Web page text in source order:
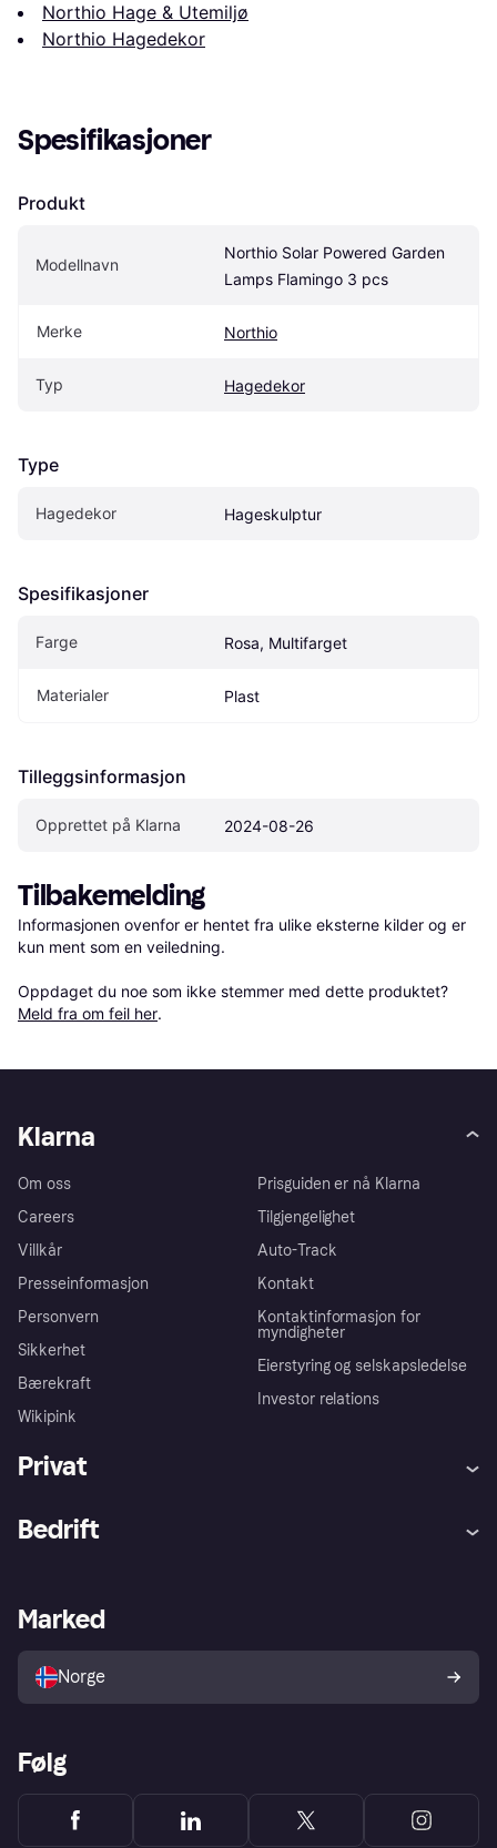
Northio Hage & Utemiljø
Northio Hagedekor
Spesifikasjoner
Produkt
Modellnavn
Northio Solar Powered Garden
Lamps Flamingo 3 pcs
Merke Northio
Typ Hagedekor
Type
Hagedekor Hageskulptur
Spesifikasjoner
Farge Rosa, Multifarget
Materialer Plast
Tilleggsinformasjon
Opprettet på Klarna 2024-08-26
Tilbakemelding
Informasjonen ovenfor er hentet fra ulike eksterne kilder og er
kun ment som en veiledning.
Oppdaget du noe som ikke stemmer med dette produktet?
Meld fra om feil her.
Klarna
Om oss
Careers
Villkår
Presseinformasjon
Personvern
Sikkerhet
Bærekraft
Wikipink
Prisguiden er nå Klarna
Tilgjengelighet
Auto-Track
Kontakt
Kontaktinformasjon for
myndigheter
Eierstyring og selskapsledelse
Investor relations
Privat
Utforsk butikker
Bedrift
Merchant portal
Marked
Norge
Følg